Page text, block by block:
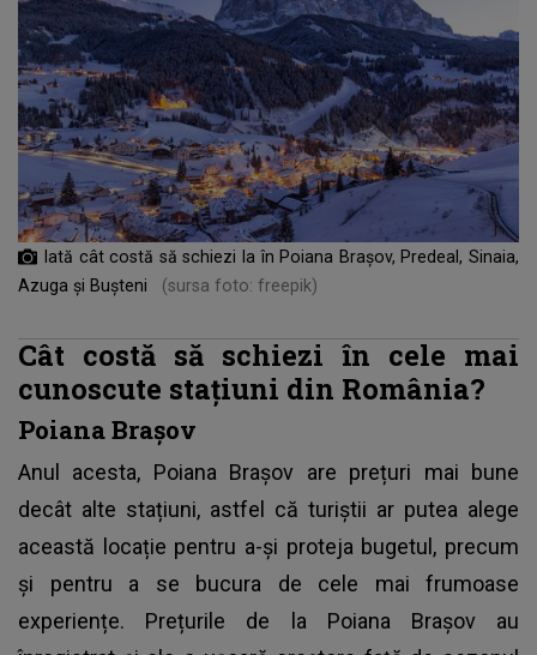
Iată cât costă să schiezi la în Poiana Brașov, Predeal, Sinaia,
Azuga și Bușteni
(sursa foto: freepik)
Cât costă să schiezi în cele mai
cunoscute stațiuni din România?
Poiana Brașov
Anul acesta, Poiana Brașov are prețuri mai bune
decât alte stațiuni, astfel că turiștii ar putea alege
această locație pentru a-și proteja bugetul, precum
și pentru a se bucura de cele mai frumoase
experiențe. Prețurile de la Poiana Brașov au